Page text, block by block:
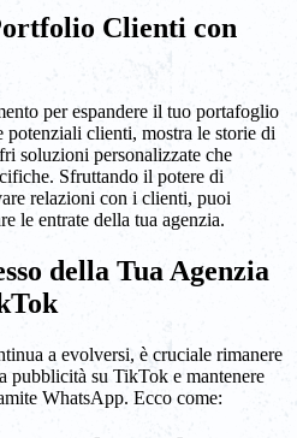
Clienti con
per espandere il tuo portafoglio
clienti, mostra le storie di
soluzioni personalizzate che
Sfruttando il potere di
relazioni con i clienti, puoi
le entrate della tua agenzia.
della Tua Agenzia
a evolversi, è cruciale rimanere
pubblicità su TikTok e mantenere
WhatsApp. Ecco come: